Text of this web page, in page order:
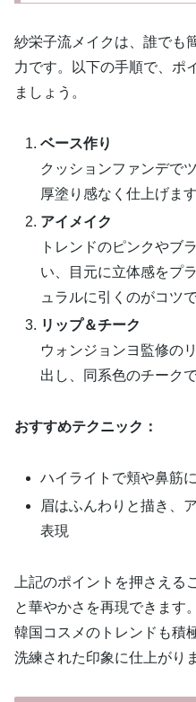
紗栄子流メイクは、誰でも
力です。以下の手順で、ポ
ましょう。
ベース作り
クッションファンデで
厚塗り感なく仕上げます
アイメイク
トレンドのピンクやブ
い、目元に立体感をプ
ュラルに引くのがコツで
リップ＆チーク
ウォンジョンヨ監修の
出し、同系色のチーク
おすすめテクニック：
ハイライトで頬や鼻筋
眉はふんわりと描き、
表現
上記のポイントを押さえ
と華やかさを再現できます
韓国コスメのトレンドも積
洗練された印象に仕上がり